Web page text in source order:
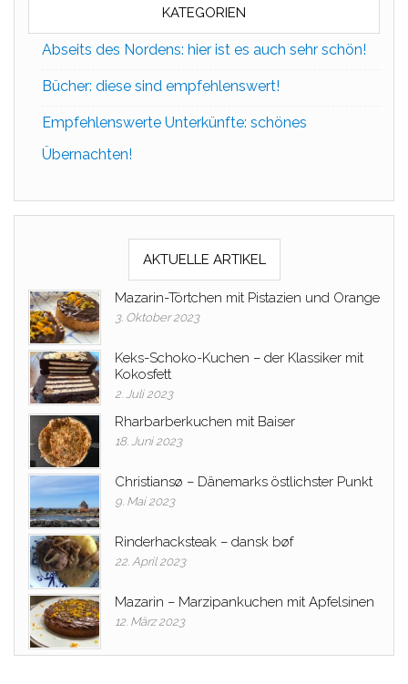
KATEGORIEN
Abseits des Nordens: hier ist es auch sehr schön!
Bücher: diese sind empfehlenswert!
Empfehlenswerte Unterkünfte: schönes
Übernachten!
AKTUELLE ARTIKEL
Mazarin-Törtchen mit Pistazien und Orange
3. Oktober 2023
Keks-Schoko-Kuchen – der Klassiker mit
Kokosfett
2. Juli 2023
Rharbarberkuchen mit Baiser
18. Juni 2023
Christiansø – Dänemarks östlichster Punkt
9. Mai 2023
Rinderhacksteak – dansk bøf
22. April 2023
Mazarin – Marzipankuchen mit Apfelsinen
12. März 2023